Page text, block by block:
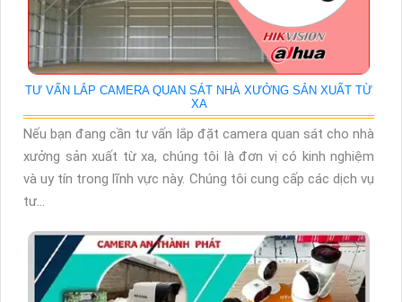
TƯ VẤN LẮP CAMERA QUAN SÁT NHÀ XƯỞNG SẢN XUẤT TỪ
XA
Nếu bạn đang cần tư vấn lắp đặt camera quan sát cho nhà
xưởng sản xuất từ xa, chúng tôi là đơn vị có kinh nghiệm
và uy tín trong lĩnh vực này. Chúng tôi cung cấp các dịch vụ
tư...